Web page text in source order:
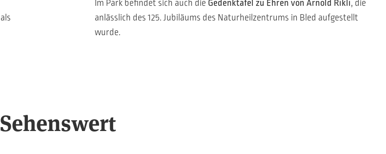
als
Im Park befindet sich auch die Gedenktafel zu Ehren von Arnold Rikli, die
anlässlich des 125. Jubiläums des Naturheilzentrums in Bled aufgestellt
wurde.
Sehenswert